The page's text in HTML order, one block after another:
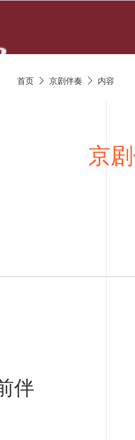
京
首页  京剧伴奏  内容
伴